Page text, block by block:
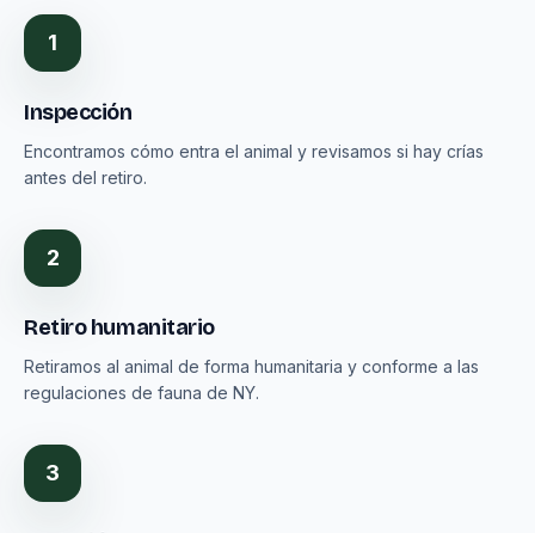
1
Inspección
Encontramos cómo entra el animal y revisamos si hay crías
antes del retiro.
2
Retiro humanitario
Retiramos al animal de forma humanitaria y conforme a las
regulaciones de fauna de NY.
3